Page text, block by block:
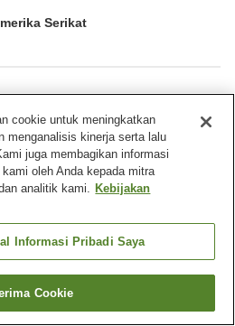
Serikat
Kolam renang
Florida
County Lee
Collection
kamar
cookie untuk meningkatkan
menganalisis kinerja serta lalu
juga membagikan informasi
oleh Anda kepada mitra
analitik kami. Kebijakan
Informasi Pribadi Saya
Cookie